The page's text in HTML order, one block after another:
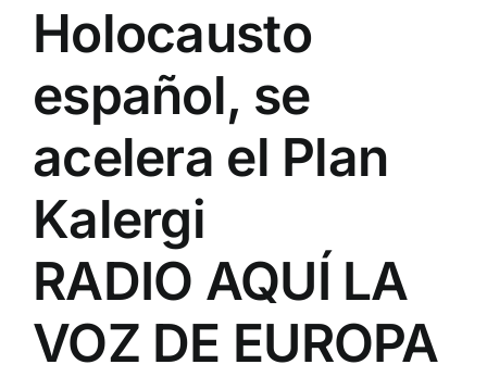
Holocausto
español, se
acelera el Plan
Kalergi
RADIO AQUÍ LA
VOZ DE EUROPA